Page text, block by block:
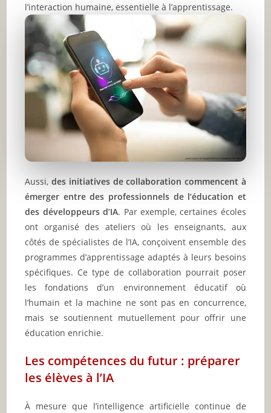
l’interaction humaine, essentielle à l’apprentissage.
Aussi, des initiatives de collaboration commencent à
émerger entre des professionnels de l’éducation et
des développeurs d’IA. Par exemple, certaines écoles
ont organisé des ateliers où les enseignants, aux
côtés de spécialistes de l’IA, conçoivent ensemble des
programmes d’apprentissage adaptés à leurs besoins
spécifiques. Ce type de collaboration pourrait poser
les fondations d’un environnement éducatif où
l’humain et la machine ne sont pas en concurrence,
mais se soutiennent mutuellement pour offrir une
éducation enrichie.
Les compétences du futur : préparer
les élèves à l’IA
À mesure que l’intelligence artificielle continue de